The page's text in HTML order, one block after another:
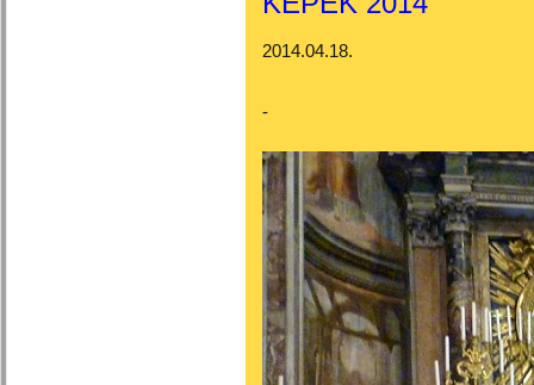
2014.04.18.
-